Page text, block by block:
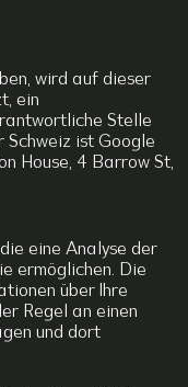
wird auf dieser
ein
Stelle
Schweiz ist Google
House, 4 Barrow St,
eine Analyse der
ermöglichen. Die
über Ihre
Regel an einen
und dort